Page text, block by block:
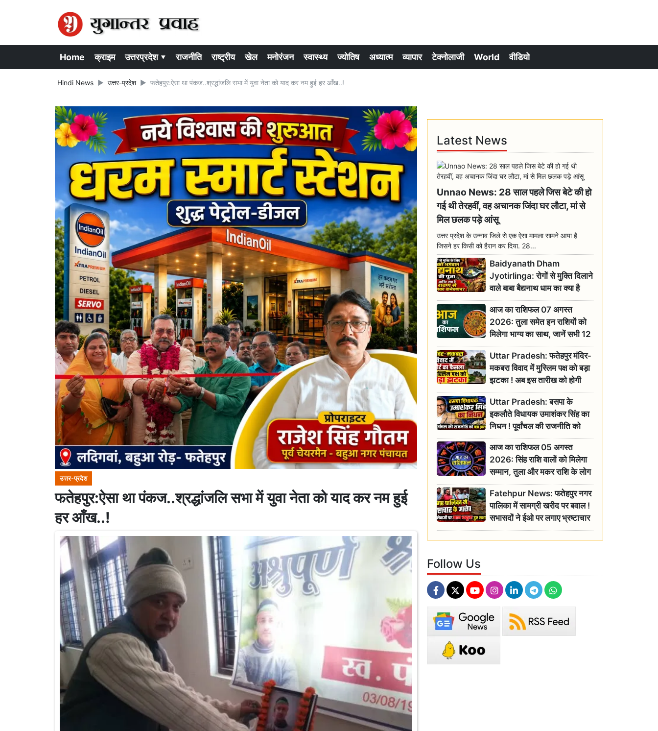
Home क्राइम उत्तरप्रदेश ▾ राजनीति राष्ट्रीय खेल मनोरंजन स्वास्थ्य ज्योतिष अध्यात्म व्यापार टेक्नोलाजी World वीडियो
Hindi News उत्तर-प्रदेश फतेहपुर:ऐसा था पंकज..श्रद्धांजलि सभा में युवा नेता को याद कर नम हुई हर आँख..!
उत्तर-प्रदेश
फतेहपुर:ऐसा था पंकज..श्रद्धांजलि सभा में युवा नेता को याद कर नम हुई
हर आँख..!
Latest News
Unnao News: 28 साल पहले जिस बेटे की हो
गई थी तेरहवीं, वह अचानक जिंदा घर लौटा, मां से
मिल छलक पड़े आंसू
उत्तर प्रदेश के उन्नाव जिले से एक ऐसा मामला सामने आया है
जिसने हर किसी को हैरान कर दिया. 28...
Baidyanath Dham
Jyotirlinga: रोगों से मुक्ति दिलाने
वाले बाबा बैद्यनाथ धाम का क्या है
रावण से संबंध? जानिए ज्योतिर्लिंग की
महिमा
आज का राशिफल 07 अगस्त
2026: तुला समेत इन राशियों को
मिलेगा भाग्य का साथ, जानें सभी 12
राशियों का दैनिक भाग्यफल
Uttar Pradesh: फतेहपुर मंदिर-
मकबरा विवाद में मुस्लिम पक्ष को बड़ा
झटका ! अब इस तारीख को होगी
सुनवाई
Uttar Pradesh: बसपा के
इकलौते विधायक उमाशंकर सिंह का
निधन ! पूर्वांचल की राजनीति को
बड़ा झटका, योगी ने जताया दुःख
आज का राशिफल 05 अगस्त
2026: सिंह राशि वालों को मिलेगा
सम्मान, तुला और मकर राशि के लोग
रहें सतर्क
Fatehpur News: फतेहपुर नगर
पालिका में सामग्री खरीद पर बवाल !
सभासदों ने ईओ पर लगाए भ्रष्टाचार
के गंभीर आरोप
Follow Us